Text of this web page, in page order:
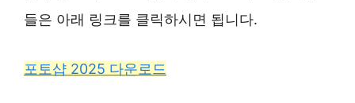
들은 아래 링크를 클릭하시면 됩니다.
포토샵 2025 다운로드